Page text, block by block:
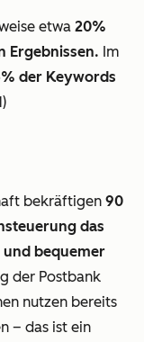
etwa 20%
Ergebnissen. Im
der Keywords
bekräftigen 90
das
bequemer
der Postbank
nutzen bereits
– das ist ein